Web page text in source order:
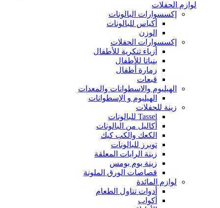
لوازم الحفلات
إكسسوارات البالونات
أكياس للبالونات
الوزن
إكسسوارات الحفلات
أزياء تنكرية للأطفال
بنياتا للأطفال
زمارة أطفال
قبعات
الهيليوم والاسطوانات والمعدات
الهيليوم و الإسطوانات
زينة للحفلات
Tassel للبالونات
أكاليل من البالونات
الكعك والكب كيك
توبرز للبالونات
زينة الرايات المعلقة
زينة بوم بومس
قصاصات الورق الملونة
لوازم المائدة
أدوات تناول الطعام
أكواب